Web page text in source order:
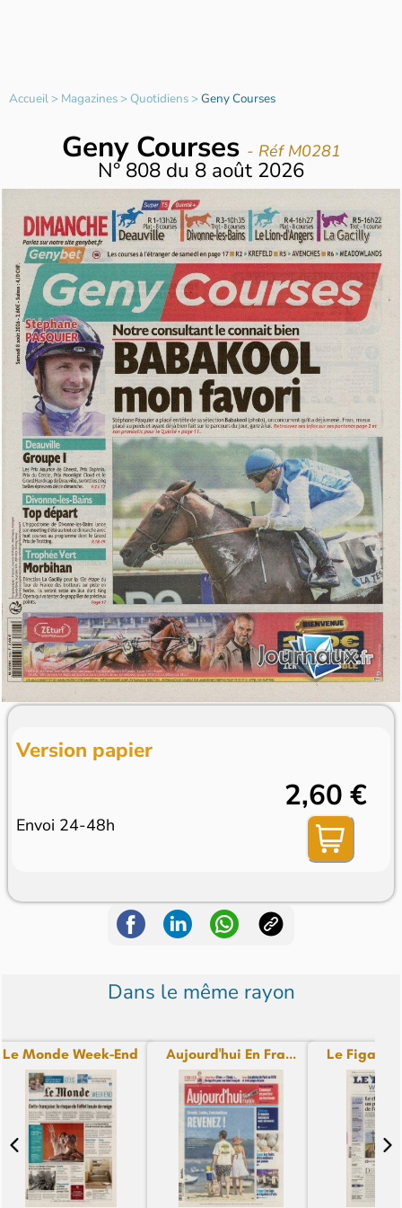
Accueil> Magazines> Quotidiens>Geny Courses
Geny Courses - Réf M0281
N°808 du 8 août 2026
Version papier
Envoi 24-48h
2,60 €
Dans le même rayon
Le Monde Week-End Aujourd'hui En Fra... Le Figaro